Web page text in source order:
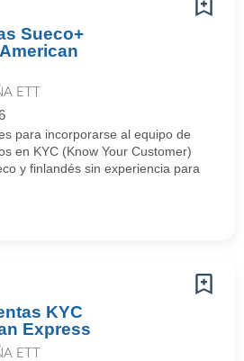
Sueco+
ETT
para incorporarse al equipo de
en KYC (Know Your Customer)
y finlandés sin experiencia para
KYC
Express
ETT